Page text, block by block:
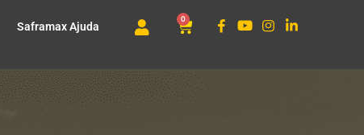
Saframax Ajuda
0